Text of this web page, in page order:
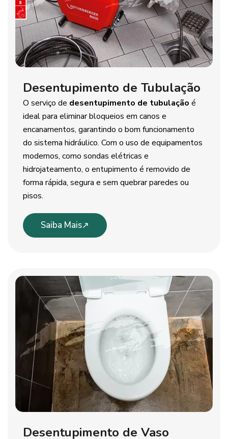
Desentupimento de Tubulação
O serviço de desentupimento de tubulação é
ideal para eliminar bloqueios em canos e
encanamentos, garantindo o bom funcionamento
do sistema hidráulico. Com o uso de equipamentos
modernos, como sondas elétricas e
hidrojateamento, o entupimento é removido de
forma rápida, segura e sem quebrar paredes ou
pisos.
Saiba Mais
Desentupimento de Vaso